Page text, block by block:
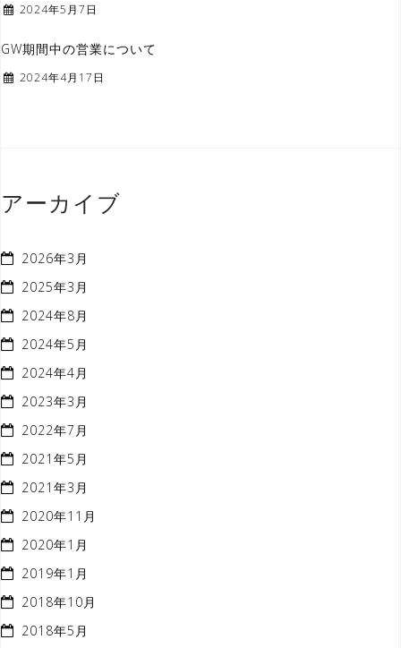
2024年5月7日
GW期間中の営業について
2024年4月17日
アーカイブ
2026年3月
2025年3月
2024年8月
2024年5月
2024年4月
2023年3月
2022年7月
2021年5月
2021年3月
2020年11月
2020年1月
2019年1月
2018年10月
2018年5月